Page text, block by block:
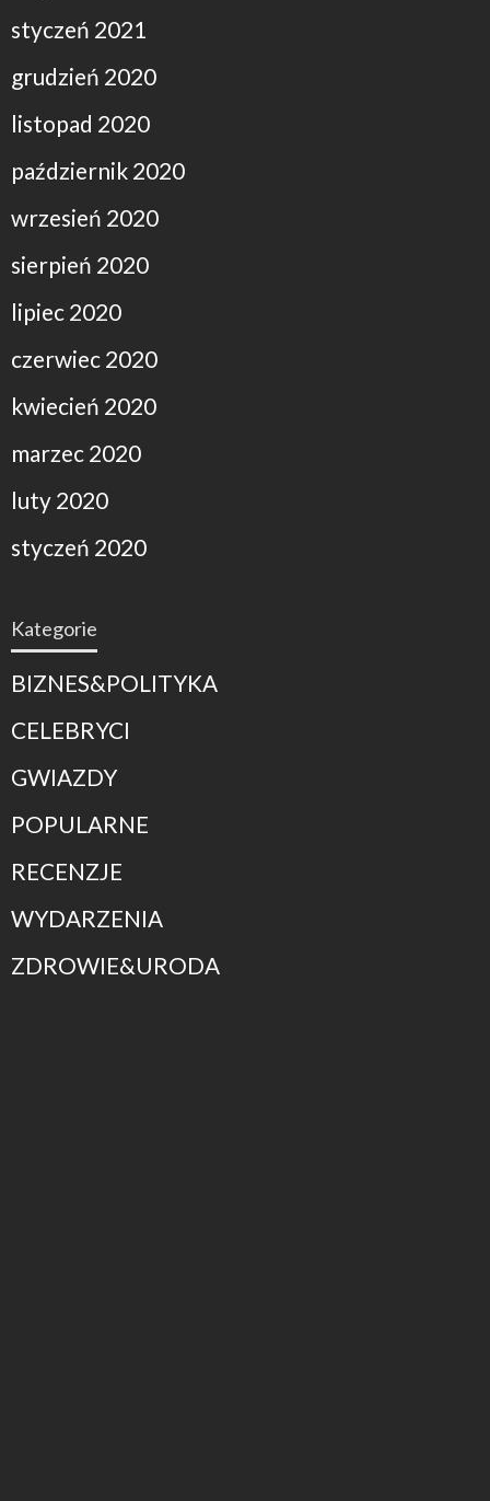
styczeń 2021
grudzień 2020
listopad 2020
październik 2020
wrzesień 2020
sierpień 2020
lipiec 2020
czerwiec 2020
kwiecień 2020
marzec 2020
luty 2020
styczeń 2020
Kategorie
BIZNES&POLITYKA
CELEBRYCI
GWIAZDY
POPULARNE
RECENZJE
WYDARZENIA
ZDROWIE&URODA